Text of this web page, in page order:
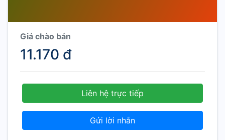
Giá chào bán
11.170 đ
Liên hệ trực tiếp
Gửi lời nhắn